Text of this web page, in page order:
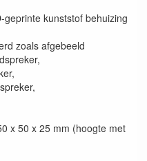
kunststof behuizing
zoals afgebeeld
x 50 x 25 mm (hoogte met